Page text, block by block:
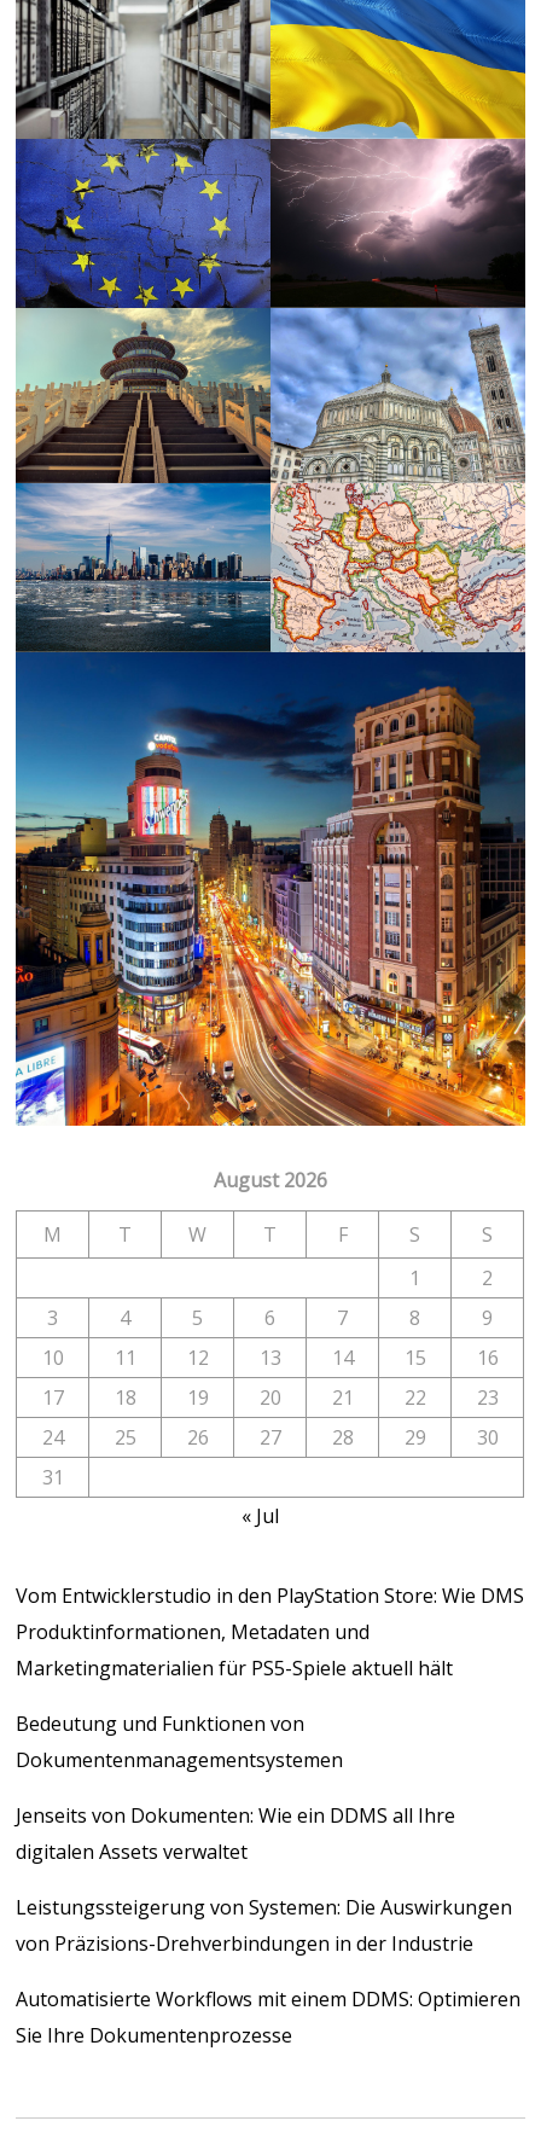
August 2026
M T W T F S
S
1
2
3
4 5 6 7 8
9
10
11 12 13 14 15
16
17
18 19 20 21 22
23
24
25 26 27 28 29
30
31
« Jul
Vom Entwicklerstudio in den PlayStation Store: Wie DMS
Produktinformationen, Metadaten und
Marketingmaterialien für PS5-Spiele aktuell hält
Bedeutung und Funktionen von
Dokumentenmanagementsystemen
Jenseits von Dokumenten: Wie ein DDMS all Ihre
digitalen Assets verwaltet
Leistungssteigerung von Systemen: Die Auswirkungen
von Präzisions-Drehverbindungen in der Industrie
Automatisierte Workflows mit einem DDMS: Optimieren
Sie Ihre Dokumentenprozesse